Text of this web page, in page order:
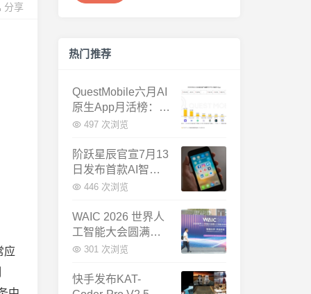
分享
应
热门推荐
QuestMobile六月AI
原生App月活榜：豆
包3.8亿断层第一，
倍
497 次浏览
阶跃星辰官宣7月13
日发布首款AI智能
体终端：大模型公
446 次浏览
WAIC 2026 世界人
工智能大会圆满闭
幕：多项重磅成果
球AI合作新中心
301 次浏览
快手发布KAT-